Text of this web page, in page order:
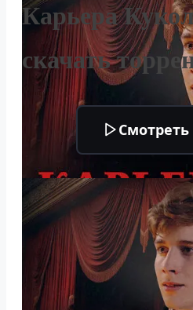
Карьера
скачать